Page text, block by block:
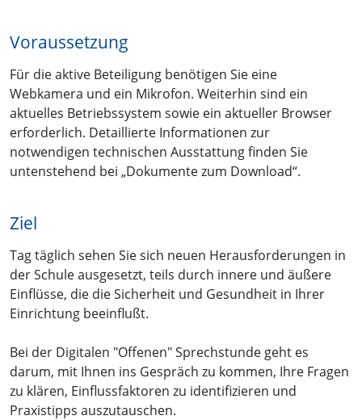
Voraussetzung
Für die aktive Beteiligung benötigen Sie eine
Webkamera und ein Mikrofon. Weiterhin sind ein
aktuelles Betriebssystem sowie ein aktueller Browser
erforderlich. Detaillierte Informationen zur
notwendigen technischen Ausstattung finden Sie
untenstehend bei „Dokumente zum Download“.
Ziel
Tag täglich sehen Sie sich neuen Herausforderungen in
der Schule ausgesetzt, teils durch innere und äußere
Einflüsse, die die Sicherheit und Gesundheit in Ihrer
Einrichtung beeinflußt.
Bei der Digitalen "Offenen" Sprechstunde geht es
darum, mit Ihnen ins Gespräch zu kommen, Ihre Fragen
zu klären, Einflussfaktoren zu identifizieren und
Praxistipps auszutauschen.